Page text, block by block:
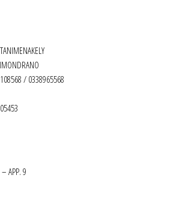
/ 0338965568
APP. 9